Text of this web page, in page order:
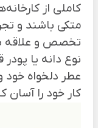
کاملی از
متکی باشند و
تخصص و علاقه
نوع دانه یا
عطر دلخواه خود
کار خود را آسان